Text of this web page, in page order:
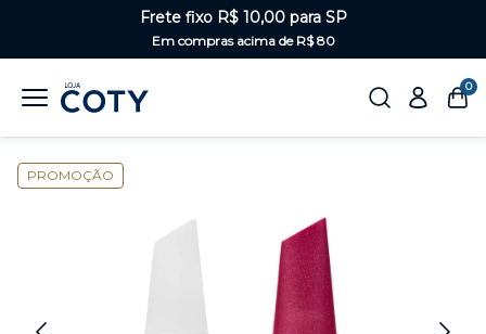
Frete fixo R$ 10,00 para SP
Em compras acima de R$ 80
0
PROMOÇÃO